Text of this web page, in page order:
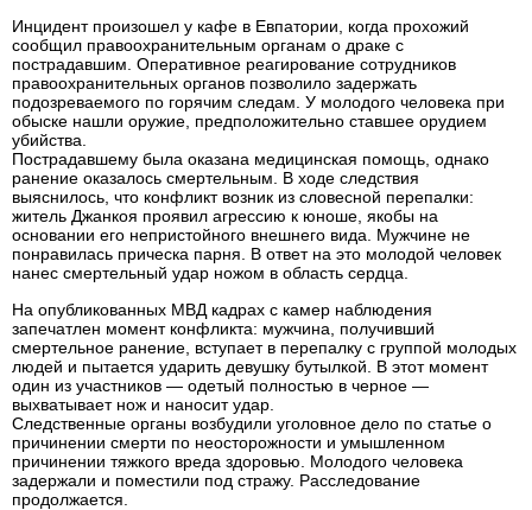
Инцидент произошел у кафе в Евпатории, когда прохожий
сообщил правоохранительным органам о драке с
пострадавшим. Оперативное реагирование сотрудников
правоохранительных органов позволило задержать
подозреваемого по горячим следам. У молодого человека при
обыске нашли оружие, предположительно ставшее орудием
убийства.
Пострадавшему была оказана медицинская помощь, однако
ранение оказалось смертельным. В ходе следствия
выяснилось, что конфликт возник из словесной перепалки:
житель Джанкоя проявил агрессию к юноше, якобы на
основании его непристойного внешнего вида. Мужчине не
понравилась прическа парня. В ответ на это молодой человек
нанес смертельный удар ножом в область сердца.
На опубликованных МВД кадрах с камер наблюдения
запечатлен момент конфликта: мужчина, получивший
смертельное ранение, вступает в перепалку с группой молодых
людей и пытается ударить девушку бутылкой. В этот момент
один из участников — одетый полностью в черное —
выхватывает нож и наносит удар.
Следственные органы возбудили уголовное дело по статье о
причинении смерти по неосторожности и умышленном
причинении тяжкого вреда здоровью. Молодого человека
задержали и поместили под стражу. Расследование
продолжается.